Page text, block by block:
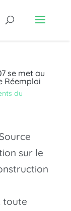
se met au
Réemploi
du
sur le
toute